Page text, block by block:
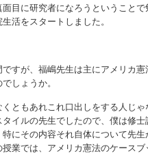
目に研究者になろうということ
活をスタートしました。
すが、福嶋先生は主にアメリカ憲
しょうか。
ともあれこれ口出しをする人じ
イルの先生でしたので、僕は修
にその内容それ自体について先
業では、アメリカ憲法のケース